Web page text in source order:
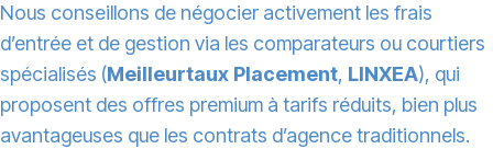
Nous conseillons de négocier activement les frais
d’entrée et de gestion via les comparateurs ou courtiers
spécialisés (Meilleurtaux Placement, LINXEA), qui
proposent des offres premium à tarifs réduits, bien plus
avantageuses que les contrats d’agence traditionnels.